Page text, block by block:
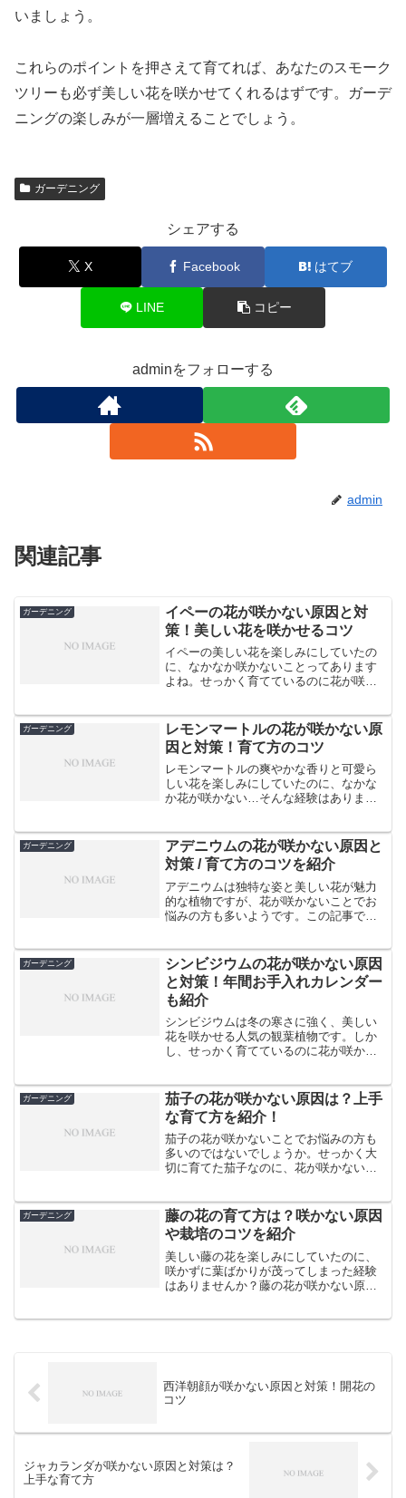
いましょう。
これらのポイントを押さえて育てれば、あなたのスモーク
ツリーも必ず美しい花を咲かせてくれるはずです。ガーデ
ニングの楽しみが一層増えることでしょう。
ガーデニング
シェアする
X Facebook はてブ
LINE コピー
adminをフォローする
admin
関連記事
ガーデニング
イペーの花が咲かない原因と対
策！美しい花を咲かせるコツ
イペーの美しい花を楽しみにしていたの
に、なかなか咲かないことってあります
よね。せっかく育てているのに花が咲か
たくさんの花を咲かせるためのコツをご
紹介します。イペーってど...
ガーデニング
レモンマートルの花が咲かない原
因と対策！育て方のコツ
レモンマートルの爽やかな香りと可愛ら
しい花を楽しみにしていたのに、なかな
か花が咲かない…そんな経験はありませ
取ることで、美しい花を咲かせることが
できるのです。この記事で...
ガーデニング
アデニウムの花が咲かない原因と
対策 / 育て方のコツを紹介
アデニウムは独特な姿と美しい花が魅力
的な植物ですが、花が咲かないことでお
悩みの方も多いようです。この記事で
します。適切な環境と管理方法を知るこ
とで、あなたのアデニウムも...
ガーデニング
シンビジウムの花が咲かない原因
と対策！年間お手入れカレンダー
も紹介
シンビジウムは冬の寒さに強く、美しい
花を咲かせる人気の観葉植物です。しか
し、せっかく育てているのに花が咲かな
ビジウムの花が咲かない原因と、その対
策について詳しくご紹介し...
ガーデニング
茄子の花が咲かない原因は？上手
な育て方を紹介！
茄子の花が咲かないことでお悩みの方も
多いのではないでしょうか。せっかく大
切に育てた茄子なのに、花が咲かないと
について詳しく解説します。水やりや肥
料、環境の問題など、様々...
ガーデニング
藤の花の育て方は？咲かない原因
や栽培のコツを紹介
美しい藤の花を楽しみにしていたのに、
咲かずに葉ばかりが茂ってしまった経験
はありませんか？藤の花が咲かない原因
西洋朝顔が咲かない原因と対策！開花の
コツ
ジャカランダが咲かない原因と対策は？
上手な育て方